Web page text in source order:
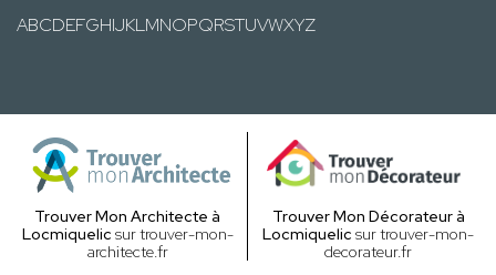
ABCDEFGHIJKLMNOPQRSTUVWXYZ
Trouver Mon Architecte à
Locmiquelic sur trouver-mon-
architecte.fr
Trouver Mon Décorateur à
Locmiquelic sur trouver-mon-
decorateur.fr